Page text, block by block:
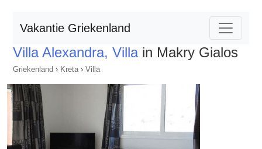
Vakantie Griekenland
Villa Alexandra, Villain Makry Gialos
Griekenland › Kreta› Villa